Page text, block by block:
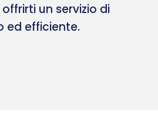
un servizio di
ed efficiente.